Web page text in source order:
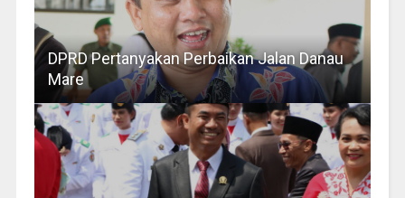
DPRD Pertanyakan Perbaikan Jalan Danau
Mare